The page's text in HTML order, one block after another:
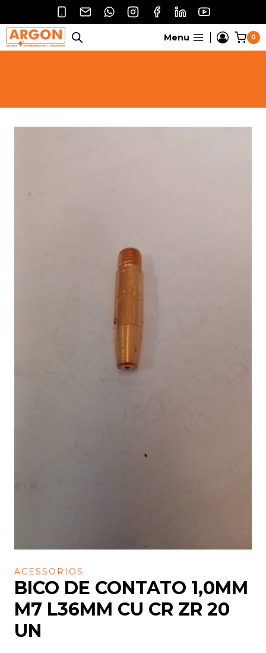
o
Conteúdo
Menu 0
ACESSORIOS
BICO DE CONTATO 1,0MM
M7 L36MM CU CR ZR 20
UN